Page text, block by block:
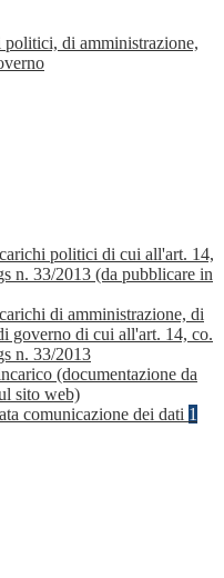
di amministrazione,
politici di cui all'art. 14,
n. 33/2013 (da pubblicare in
di amministrazione, di
governo di cui all'art. 14, co.
n. 33/2013
(documentazione da
sito web)
comunicazione dei dati 1